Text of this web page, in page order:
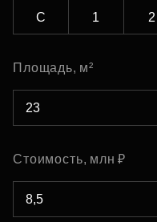
С 1 2
Площадь, м²
Стоимость, млн ₽